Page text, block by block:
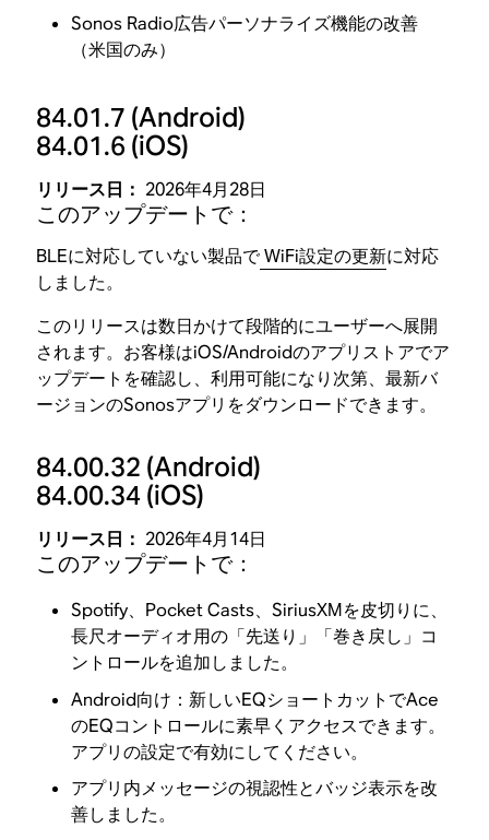
Sonos Radio広告パーソナライズ機能の改善
（米国のみ）
84.01.7 (Android)
84.01.6 (iOS)
リリース日： 2026年4月28日
このアップデートで：
BLEに対応していない製品でWiFi設定の更新に対応
しました。
このリリースは数日かけて段階的にユーザーへ展開
されます。お客様はiOS/Androidのアプリストアでア
ップデートを確認し、利用可能になり次第、最新バ
ージョンのSonosアプリをダウンロードできます。
84.00.32 (Android)
84.00.34(iOS)
リリース日： 2026年4月14日
このアップデートで：
Spotify、Pocket Casts、SiriusXMを皮切りに、
長尺オーディオ用の「先送り」「巻き戻し」コ
ントロールを追加しました。
Android向け：新しいEQショートカットでAce
のEQコントロールに素早くアクセスできます。
アプリの設定で有効にしてください。
アプリ内メッセージの視認性とバッジ表示を改
善しました。